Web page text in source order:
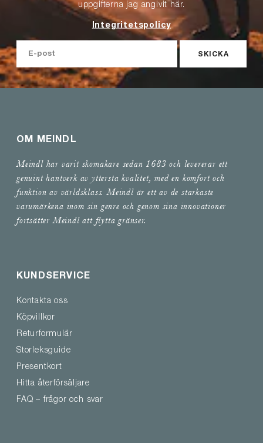
uppgifterna jag angivit här.
Integritetspolicy
SKICKA
OM MEINDL
Meindl har varit skomakare sedan 1683 och levererar ett
genuint hantverk av yttersta kvalitet, med en komfort och
funktion av världsklass. Meindl är ett av de starkaste
varumärkena inom sin genre och genom sina innovationer
fortsätter Meindl att flytta gränser.
KUNDSERVICE
Kontakta oss
Köpvillkor
Returformulär
Storleksguide
Presentkort
Hitta återförsäljare
FAQ – frågor och svar